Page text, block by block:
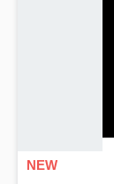
NEW